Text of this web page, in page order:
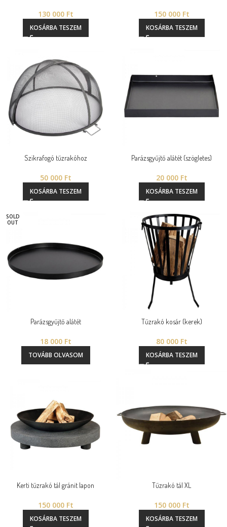
130 000 Ft
KOSÁRBA TESZEM
150 000 Ft
KOSÁRBA TESZEM
Szikrafogó tűzrakóhoz
50 000 Ft
KOSÁRBA TESZEM
Parázsgyűjtő alátét (szögletes)
20 000 Ft
KOSÁRBA TESZEM
SOLD
OUT
Parázsgyűjtő alátét
18 000 Ft
TOVÁBB OLVASOM
Tűzrakó kosár (kerek)
80 000 Ft
KOSÁRBA TESZEM
Kerti tűzrakó tál gránit lapon
150 000 Ft
KOSÁRBA TESZEM
Tűzrakó tál XL
150 000 Ft
KOSÁRBA TESZEM